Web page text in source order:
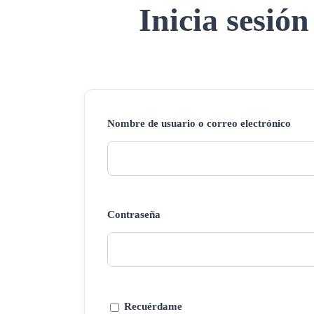
Inicia sesión
Nombre de usuario o correo electrónico
Contraseña
Recuérdame